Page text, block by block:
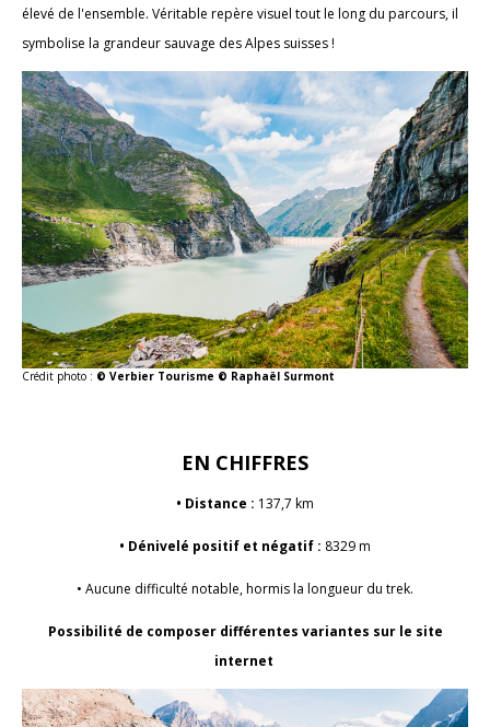
élevé de l'ensemble. Véritable repère visuel tout le long du parcours, il
symbolise la grandeur sauvage des Alpes suisses !
Crédit photo : © Verbier Tourisme © Raphaël Surmont
EN CHIFFRES
• Distance : 137,7 km
• Dénivelé positif et négatif : 8329 m
• Aucune difficulté notable, hormis la longueur du trek.
Possibilité de composer différentes variantes sur le site
internet